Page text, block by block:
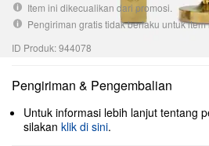
Item ini dikecualikan dari promosi.
Pengiriman gratis tidak berlaku untuk item
ID Produk: 944078
Pengiriman & Pengembalian
Untuk informasi lebih lanjut tentang
silakan klik di sini.